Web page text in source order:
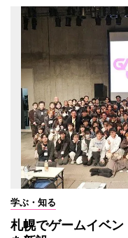
学ぶ・知る
札幌でゲームイベ